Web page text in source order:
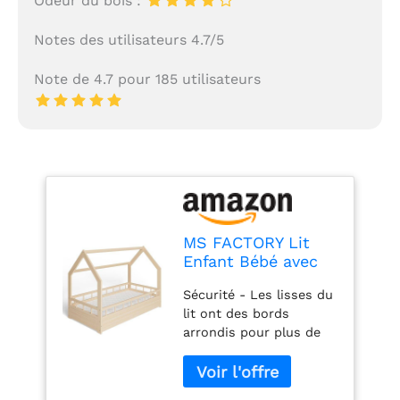
Notes des utilisateurs 4.7/5
Note de 4.7 pour 185 utilisateurs
MS FACTORY Lit
Enfant Bébé avec
80x160 cm - Lit en
Massif Cabane avec
Protection Anti-
retombée, Barrière
Sécurité - Style
Scandinave
Sécurité - Les lisses du
lit ont des bords
arrondis pour plus de
utilisation plus sûre.
Les barreaux autour du